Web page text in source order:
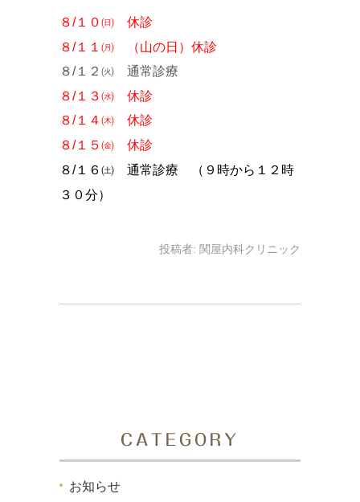
８/１０㈰ 休診
８/１１㈪ （山の日）休診
８/１２㈫ 通常診療
８/１３㈬ 休診
８/１４㈭ 休診
８/１５㈮ 休診
８/１６㈯ 通常診療 （９時から１２時
３０分）
投稿者: 関屋内科クリニック
CATEGORY
お知らせ